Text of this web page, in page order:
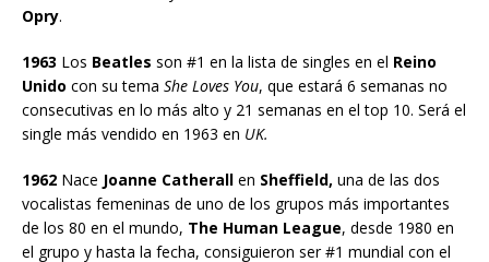
Opry.
1963 Los Beatles son #1 en la lista de singles en el Reino
Unido con su tema She Loves You, que estará 6 semanas no
consecutivas en lo más alto y 21 semanas en el top 10. Será el
single más vendido en 1963 en UK.
1962 Nace Joanne Catherall en Sheffield, una de las dos
vocalistas femeninas de uno de los grupos más importantes
de los 80 en el mundo, The Human League, desde 1980 en
el grupo y hasta la fecha, consiguieron ser #1 mundial con el